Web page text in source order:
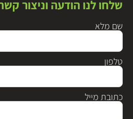
שלחו לנו הודעה וניצור
שם מלא
טלפון
כתובת מייל